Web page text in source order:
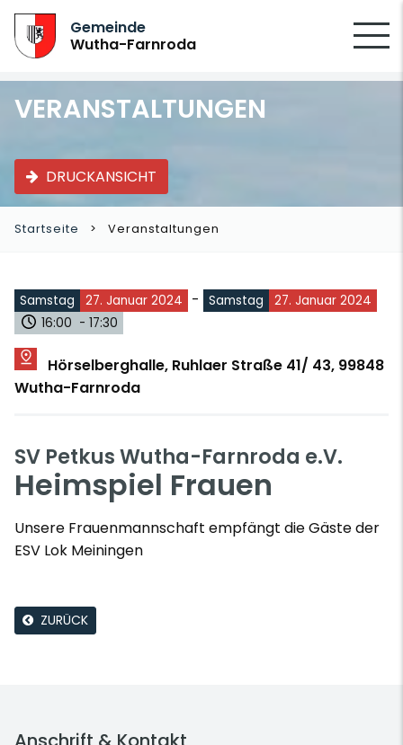
Gemeinde
Wutha-Farnroda
VERANSTALTUNGEN
DRUCKANSICHT
Startseite Veranstaltungen
Samstag 27. Januar 2024 - Samstag
27. Januar 2024
16:00 - 17:30
Hörselberghalle, Ruhlaer Straße 41/ 43, 99848
Wutha-Farnroda
SV Petkus Wutha-Farnroda e.V.
Heimspiel Frauen
Unsere Frauenmannschaft empfängt die Gäste der
ESV Lok Meiningen
ZURÜCK